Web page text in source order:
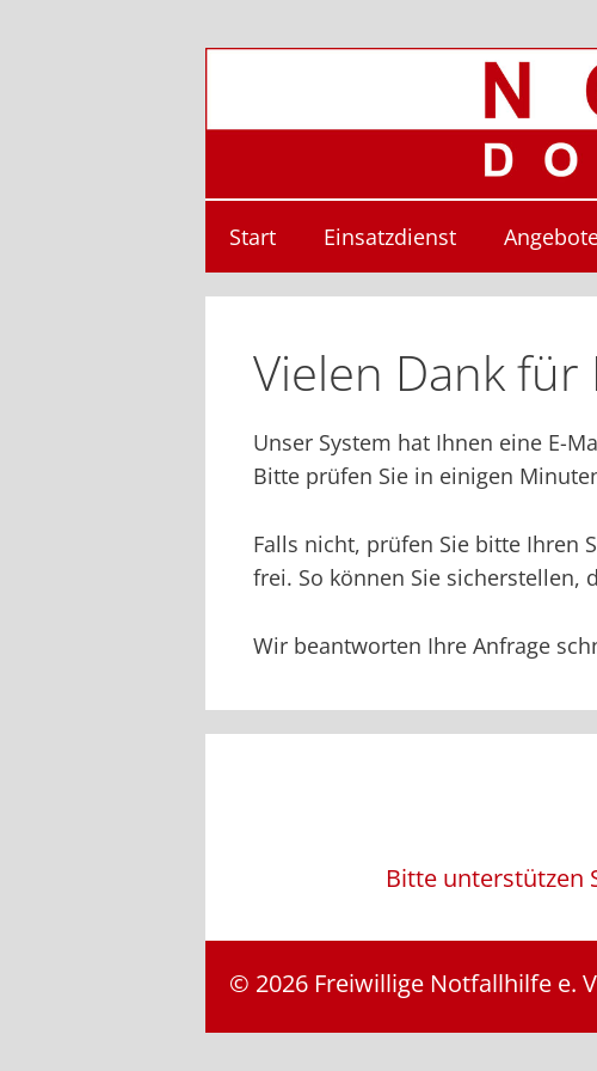
Start Einsatzdienst
Vielen Dank
Unser System hat Ihnen eine E-
Bitte prüfen Sie in einigen
Falls nicht, prüfen Sie bitte Ihren
frei. So können Sie sicherstellen,
Wir beantworten Ihre Anfrage
Bitte unterstützen
© 2026 Freiwillige Notfallhilfe e.